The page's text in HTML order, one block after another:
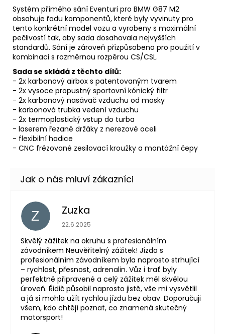
Systém přímého sání Eventuri pro BMW G87 M2
obsahuje řadu komponentů, které byly vyvinuty pro
tento konkrétní model vozu a vyrobeny s maximální
pečlivostí tak, aby sada dosahovala nejvyšších
standardů. Sání je zároveň přizpůsobeno pro použití v
kombinaci s rozměrnou rozpěrou CS/CSL.
Sada se skládá z těchto dílů:
- 2x karbonový airbox s patentovaným tvarem
- 2x vysoce propustný sportovní kónický filtr
- 2x karbonový nasávač vzduchu od masky
- karbonová trubka vedení vzduchu
- 2x termoplastický vstup do turba
- laserem řezané držáky z nerezové oceli
- flexibilní hadice
- CNC frézované zesilovací kroužky a montážní čepy
Z Zuzka
Hodnocení obchodu je 5 z 5 hvězdiček.
22.6.2025
Skvělý zážitek na okruhu s profesionálním
závodníkem Neuvěřitelný zážitek! Jízda s
profesionálním závodníkem byla naprosto strhující
– rychlost, přesnost, adrenalin. Vůz i trať byly
perfektně připravené a celý zážitek měl skvělou
úroveň. Řidič působil naprosto jistě, vše mi vysvětlil
a já si mohla užít rychlou jízdu bez obav. Doporučuji
všem, kdo chtějí poznat, co znamená skutečný
motorsport!